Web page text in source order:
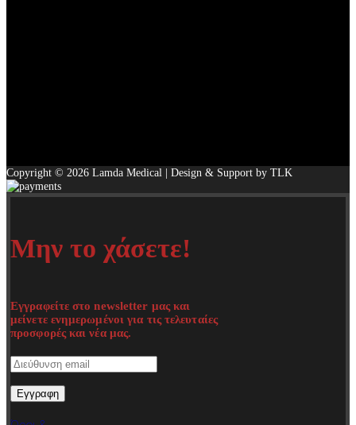
Copyright © 2026 Lamda Medical | Design & Support by TLK
Μην το χάσετε!
Εγγραφείτε στο newsletter μας και
μείνετε ενημερωμένοι για τις τελευταίες
προσφορές και νέα μας.